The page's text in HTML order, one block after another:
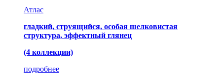
Атлас
гладкий, струящийся, особая шелковистая
структура, эффектный глянец
(4 коллекции)
подробнее